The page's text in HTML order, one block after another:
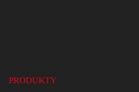
PRODUKTY